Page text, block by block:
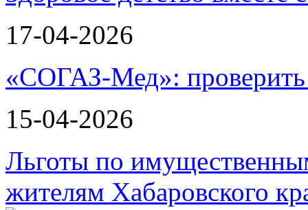
17-04-2026
«СОГАЗ-Мед»: проверить
15-04-2026
Льготы по
жителям Хабаровского